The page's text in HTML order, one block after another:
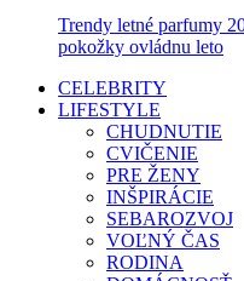
Trendy letné parfumy
pokožky ovládnu leto
CELEBRITY
LIFESTYLE
CHUDNUTIE
CVIČENIE
PRE ŽENY
INŠPIRÁCIE
SEBAROZVOJ
VOĽNÝ ČAS
RODINA